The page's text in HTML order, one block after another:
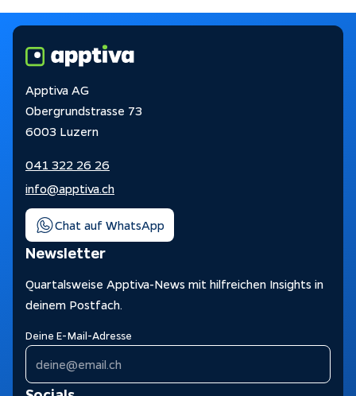
Apptiva AG
Obergrundstrasse 73
6003 Luzern
041 322 26 26
info@apptiva.ch
Chat auf WhatsApp
Newsletter
Quartalsweise Apptiva-News mit hilfreichen Insights in
deinem Postfach.
Deine E-Mail-Adresse
Rechtliches
Datenschutz
Tracking